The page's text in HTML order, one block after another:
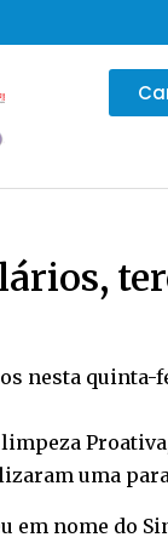
nesta quinta-
uma
nome do